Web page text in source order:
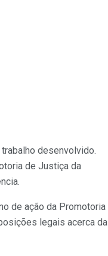
desenvolvido.
de Justiça da
de ação da Promotoria
legais acerca da